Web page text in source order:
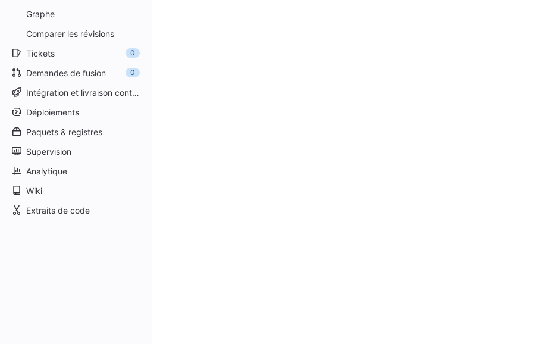
Graphe
Comparer les révisions
Tickets
0
Demandes de fusion 0
Intégration et livraison continues
Déploiements
Paquets & registres
Supervision
Analytique
Wiki
Extraits de code